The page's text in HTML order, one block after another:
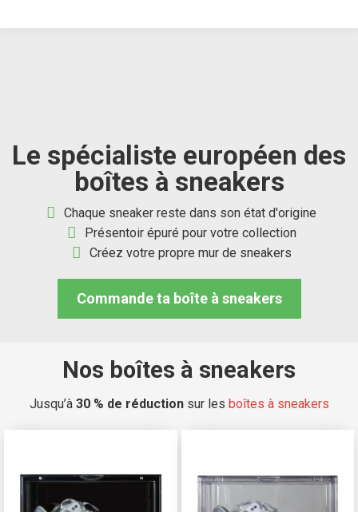
Acheter une sneakerbox –
Le spécialiste européen des
boîtes à sneakers
Chaque sneaker reste dans son état d'origine
Présentoir épuré pour votre collection
Créez votre propre mur de sneakers
Commande ta boîte à sneakers
Nos boîtes à sneakers
Jusqu’à 30 % de réductionsur les boîtes à sneakers